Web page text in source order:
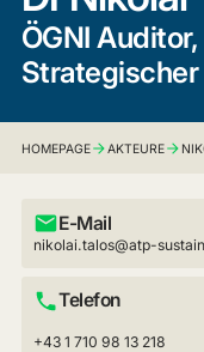
ÖGNI
Strategischer
HOMEPAGE AKTEURE
E-Mail
nikolai.talos@atp-
Telefon
+43 1 710 98 13 218